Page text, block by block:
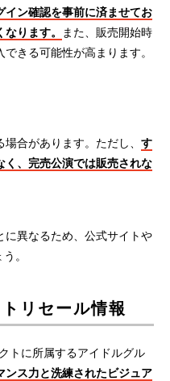
イン確認を事前に済ませてお
ります。
また、販売開始時
きる可能性が高まります。
合があります。ただし、 す
く、完売公演では販売されな
に異なるため、公式サイトや
。
リセール情報
トに所属するアイドルグル
ンス力と洗練されたビジュア